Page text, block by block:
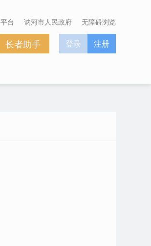
台 讷河市人民政府 无障碍浏览
登录 注册
长者助手